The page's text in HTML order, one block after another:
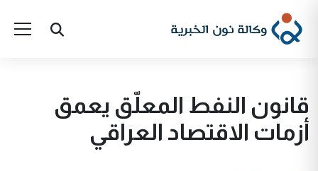
قانون النفط المعلّق يعمق
أزمات الاقتصاد العراقي